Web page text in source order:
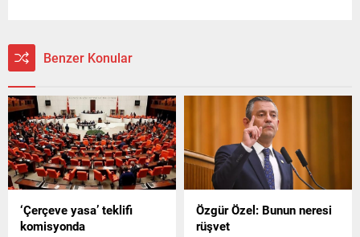
Benzer Konular
‘Çerçeve yasa’ teklifi
komisyonda
Özgür Özel: Bunun neresi
rüşvet